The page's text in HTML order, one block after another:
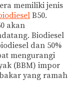
memiliki jenis
B50.
akan
Biodiesel
dan 50%
mengurangi
(BBM) impor
yang ramah